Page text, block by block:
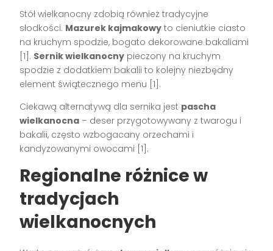
Stół wielkanocny zdobią również tradycyjne
słodkości. Mazurek kajmakowy to cieniutkie ciasto
na kruchym spodzie, bogato dekorowane bakaliami
[1]. Sernik wielkanocny pieczony na kruchym
spodzie z dodatkiem bakalii to kolejny niezbędny
element świątecznego menu [1].
Ciekawą alternatywą dla sernika jest pascha
wielkanocna – deser przygotowywany z twarogu i
bakalii, często wzbogacany orzechami i
kandyzowanymi owocami [1].
Regionalne różnice w
tradycjach
wielkanocnych